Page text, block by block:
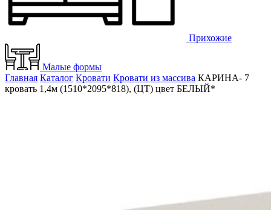
Прихожие
Малые формы
Главная Каталог Кровати Кровати из массива КАРИНА- 7
кровать 1,4м (1510*2095*818), (ЦТ) цвет БЕЛЫЙ*